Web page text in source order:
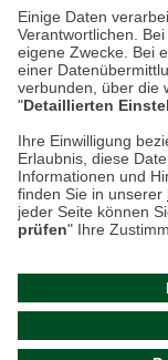
Einige Daten
Verantwortlichen.
eigene Zwecke. Bei
einer
verbunden, über die
"Detaillierten
Ihre Einwilligung
Erlaubnis, diese
Informationen und
finden Sie in unserer
jeder Seite können
prüfen" Ihre
Zur Echtheit von
Cookie-
ACHTUNG!
Ihr Browser
Leider können
Bitte stellen Sie
Cookies für die